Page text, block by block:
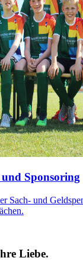
und Sponsoring
Sach- und
Liebe.